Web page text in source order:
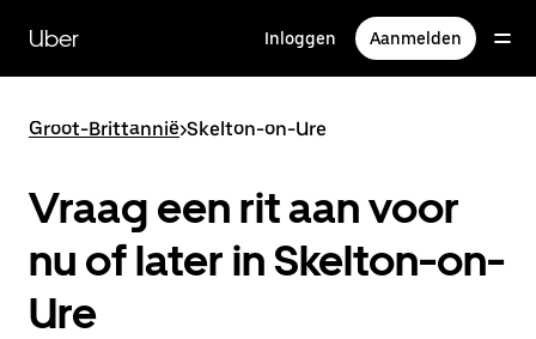
naar
hoofdinhoud
Uber Inloggen Aanmelden
Groot-Brittannië>Skelton-on-Ure
Vraag een rit aan voor
nu of later in Skelton-on-
Ure